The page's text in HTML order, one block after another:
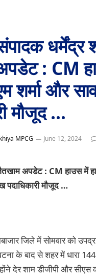
धर्मेंद्र
: CM
शर्मा और
मौजूद …
MPCG June 12, 2024
अपडेट : CM हाउस में
मौजूद …
जिले में सोमवार को
के बाद से शहर में धारा
देर शाम डीजीपी और